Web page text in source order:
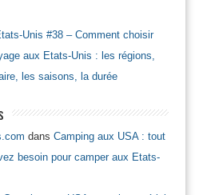
Unis #38 – Comment choisir
aux Etats-Unis : les régions,
les saisons, la durée
dans Camping aux USA : tout
besoin pour camper aux Etats-